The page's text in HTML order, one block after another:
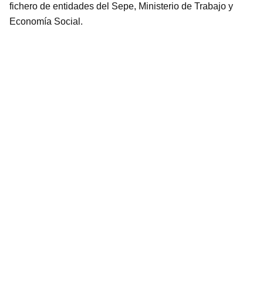
fichero de entidades del Sepe, Ministerio de Trabajo y
Economía Social.